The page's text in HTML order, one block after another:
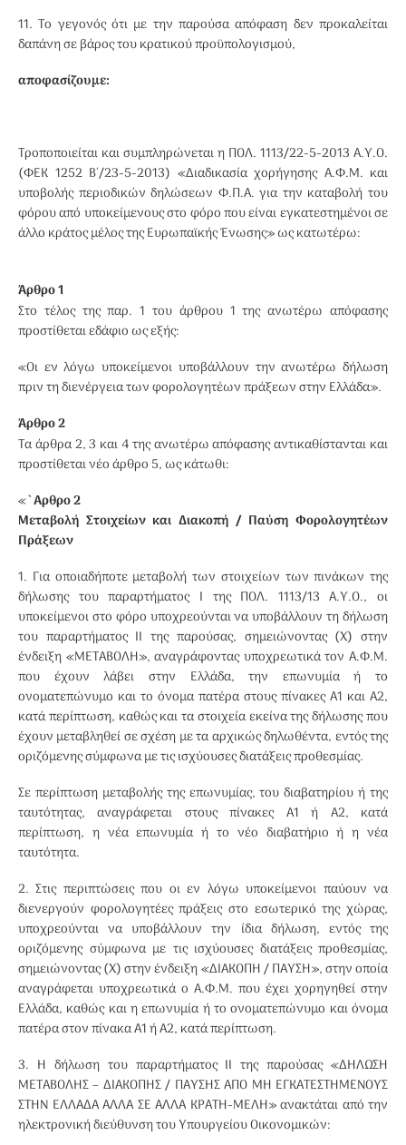
11. Το γεγονός ότι με την παρούσα απόφαση δεν προκαλείται
δαπάνη σε βάρος του κρατικού προϋπολογισμού,
αποφασίζουμε:
Τροποποιείται και συμπληρώνεται η ΠΟΛ. 1113/22-5-2013 Α.Υ.Ο.
(ΦΕΚ 1252 Β΄/23-5-2013) «Διαδικασία χορήγησης Α.Φ.Μ. και
υποβολής περιοδικών δηλώσεων Φ.Π.Α. για την καταβολή του
φόρου από υποκείμενους στο φόρο που είναι εγκατεστημένοι σε
άλλο κράτος μέλος της Ευρωπαϊκής Ένωσης» ως κατωτέρω:
Άρθρο 1
Στο τέλος της παρ. 1 του άρθρου 1 της ανωτέρω απόφασης
προστίθεται εδάφιο ως εξής:
«Οι εν λόγω υποκείμενοι υποβάλλουν την ανωτέρω δήλωση
πριν τη διενέργεια των φορολογητέων πράξεων στην Ελλάδα».
Άρθρο 2
Τα άρθρα 2, 3 και 4 της ανωτέρω απόφασης αντικαθίστανται και
προστίθεται νέο άρθρο 5, ως κάτωθι:
«`Αρθρο 2
Μεταβολή Στοιχείων και Διακοπή / Παύση Φορολογητέων
Πράξεων
1. Για οποιαδήποτε μεταβολή των στοιχείων των πινάκων της
δήλωσης του παραρτήματος Ι της ΠΟΛ. 1113/13 Α.Υ.Ο., οι
υποκείμενοι στο φόρο υποχρεούνται να υποβάλλουν τη δήλωση
του παραρτήματος II της παρούσας, σημειώνοντας (Χ) στην
ένδειξη «ΜΕΤΑΒΟΛΗ», αναγράφοντας υποχρεωτικά τον Α.Φ.Μ.
που έχουν λάβει στην Ελλάδα, την επωνυμία ή το
ονοματεπώνυμο και το όνομα πατέρα στους πίνακες Α1 και Α2,
κατά περίπτωση, καθώς και τα στοιχεία εκείνα της δήλωσης που
έχουν μεταβληθεί σε σχέση με τα αρχικώς δηλωθέντα, εντός της
οριζόμενης σύμφωνα με τις ισχύουσες διατάξεις προθεσμίας.
Σε περίπτωση μεταβολής της επωνυμίας, του διαβατηρίου ή της
ταυτότητας, αναγράφεται στους πίνακες Α1 ή Α2, κατά
περίπτωση, η νέα επωνυμία ή το νέο διαβατήριο ή η νέα
ταυτότητα.
2. Στις περιπτώσεις που οι εν λόγω υποκείμενοι παύουν να
διενεργούν φορολογητέες πράξεις στο εσωτερικό της χώρας,
υποχρεούνται να υποβάλλουν την ίδια δήλωση, εντός της
οριζόμενης σύμφωνα με τις ισχύουσες διατάξεις προθεσμίας,
σημειώνοντας (Χ) στην ένδειξη «ΔΙΑΚΟΠΗ / ΠΑΥΣΗ», στην οποία
αναγράφεται υποχρεωτικά ο Α.Φ.Μ. που έχει χορηγηθεί στην
Ελλάδα, καθώς και η επωνυμία ή το ονοματεπώνυμο και όνομα
πατέρα στον πίνακα Α1 ή Α2, κατά περίπτωση.
3. Η δήλωση του παραρτήματος II της παρούσας «ΔΗΛΩΣΗ
ΜΕΤΑΒΟΛΗΣ – ΔΙΑΚΟΠΗΣ / ΠΑΥΣΗΣ ΑΠΟ ΜΗ ΕΓΚΑΤΕΣΤΗΜΕΝΟΥΣ
ΣΤΗΝ ΕΛΛΑΔΑ ΑΛΛΑ ΣΕ ΑΛΛΑ ΚΡΑΤΗ-ΜΕΛΗ» ανακτάται από την
ηλεκτρονική διεύθυνση του Υπουργείου Οικονομικών: